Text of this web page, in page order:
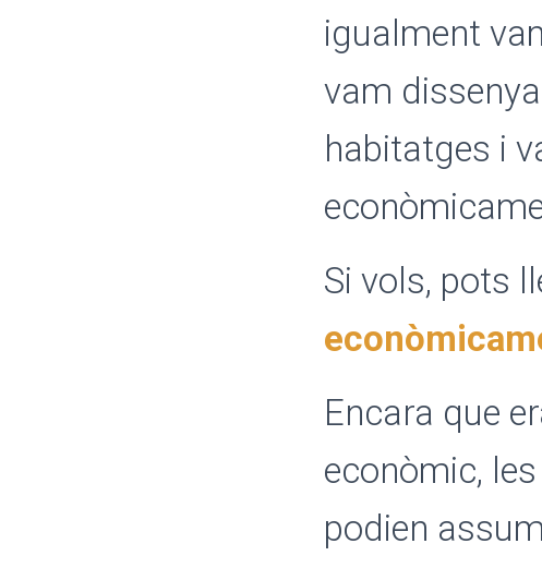
igualment
vam
habitatges i
Si vols, pots
Encara que
econòmic,
podien